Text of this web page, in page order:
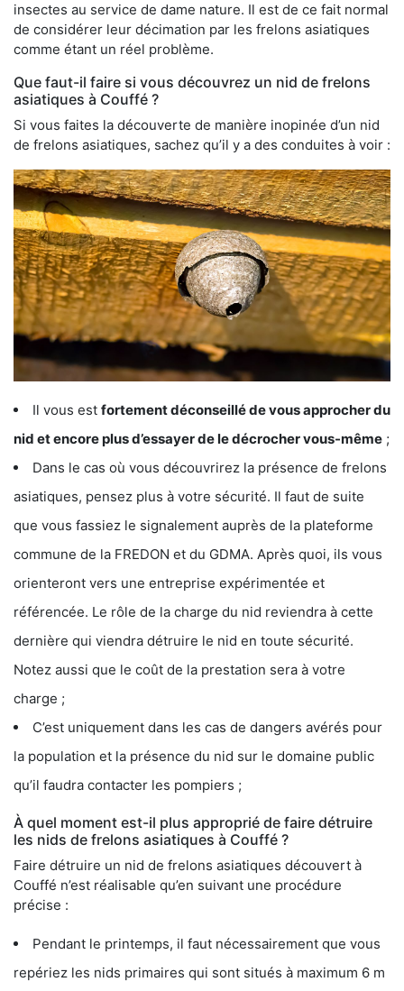
insectes au service de dame nature. Il est de ce fait normal
de considérer leur décimation par les frelons asiatiques
comme étant un réel problème.
Que faut-il faire si vous découvrez un nid de frelons
asiatiques à Couffé ?
Si vous faites la découverte de manière inopinée d’un nid
de frelons asiatiques, sachez qu’il y a des conduites à voir :
Il vous est fortement déconseillé de vous approcher du
nid et encore plus d’essayer de le décrocher vous-même ;
Dans le cas où vous découvrirez la présence de frelons
asiatiques, pensez plus à votre sécurité. Il faut de suite
que vous fassiez le signalement auprès de la plateforme
commune de la FREDON et du GDMA. Après quoi, ils vous
orienteront vers une entreprise expérimentée et
référencée. Le rôle de la charge du nid reviendra à cette
dernière qui viendra détruire le nid en toute sécurité.
Notez aussi que le coût de la prestation sera à votre
charge ;
C’est uniquement dans les cas de dangers avérés pour
la population et la présence du nid sur le domaine public
qu’il faudra contacter les pompiers ;
À quel moment est-il plus approprié de faire détruire
les nids de frelons asiatiques à Couffé ?
Faire détruire un nid de frelons asiatiques découvert à
Couffé n’est réalisable qu’en suivant une procédure
précise :
Pendant le printemps, il faut nécessairement que vous
repériez les nids primaires qui sont situés à maximum 6 m